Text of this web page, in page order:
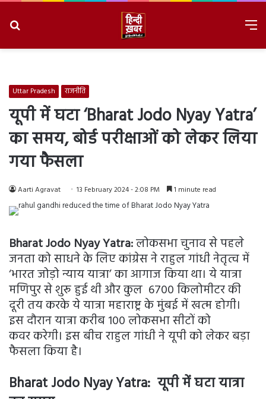
Uttar Pradesh राजनीति
यूपी में घटा ‘Bharat Jodo Nyay Yatra’
का समय, बोर्ड परीक्षाओं को लेकर लिया
गया फैसला
Aarti Agravat 13 February 2024 - 2:08 PM 1 minute read
Bharat Jodo Nyay Yatra:लोकसभा चुनाव से पहले
जनता को साधने के लिए कांग्रेस ने राहुल गांधी नेतृत्व में
‘भारत जोड़ो न्याय यात्रा’ का आगाज किया था। ये यात्रा
मणिपुर से शुरू हुई थी और कुल 6700 किलोमीटर की
दूरी तय करके ये यात्रा महाराष्ट्र के मुंबई में खत्म होगी।
इस दौरान यात्रा करीब 100 लोकसभा सीटों को
कवर करेगी। इस बीच राहुल गांधी ने यूपी को लेकर बड़ा
फैसला किया है।
Bharat Jodo Nyay Yatra: यूपी में घटा यात्रा